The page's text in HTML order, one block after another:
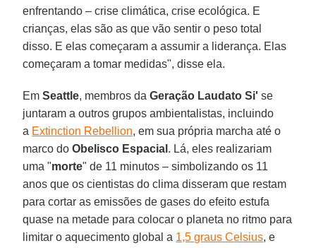
enfrentando – crise climática, crise ecológica. E
crianças, elas são as que vão sentir o peso total
disso. E elas começaram a assumir a liderança. Elas
começaram a tomar medidas", disse ela.
EmSeattle, membros daGeração Laudato Si' se
juntaram a outros grupos ambientalistas, incluindo
a Extinction Rebellion, em sua própria marcha até o
marco doObelisco Espacial . Lá, eles realizariam
uma "morte" de 11 minutos – simbolizando os 11
anos que os cientistas do clima disseram que restam
para cortar as emissões de gases do efeito estufa
quase na metade para colocar o planeta no ritmo para
limitar o aquecimento global a 1,5 graus Celsius, e